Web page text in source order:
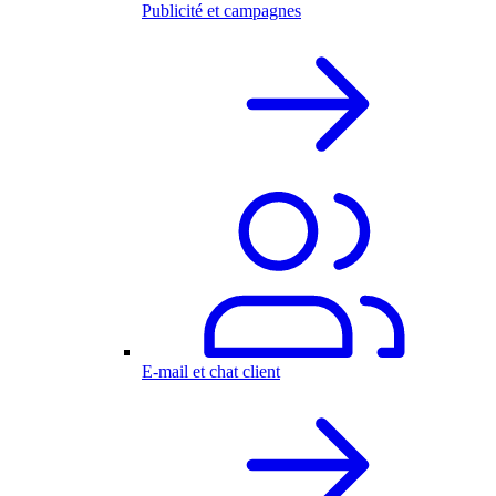
Publicité et campagnes
E-mail et chat client